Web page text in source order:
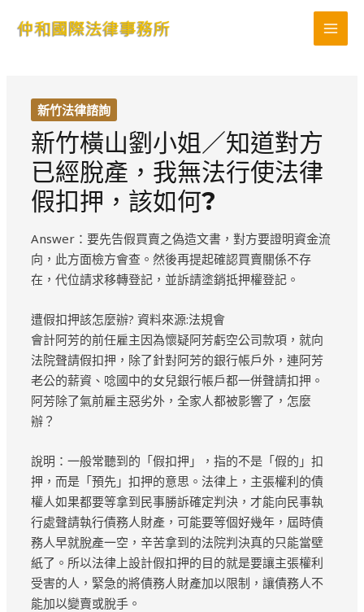
新竹法律諮詢
新竹橫山劉小姐／知道對方
已經脫產，我無法行使法律
假扣押，該如何?
Answer：要先告假買賣之偽造文書，對方要證明資金流
向，此方面檢方會查。然後再提起確認買賣關係不存
在，代位請求移轉登記，並訴請塗銷抵押權登記。
遭假扣押該怎麼辦? 資料來源:法規會
會計阿芳的前任雇主因為懷疑阿芳虧空公司款項，就向
法院聲請假扣押，除了針對阿芳的銀行帳戶外，連阿芳
老公的薪資、唸國中的女兒銀行帳戶都一併聲請扣押。
阿芳除了氣前雇主惡劣外，全家人都被影響了，怎麼
辦？
說明：一般常聽到的「假扣押」，指的不是「假的」扣
押，而是「預先」扣押的意思。法律上，主張權利的債
權人如果都要等拿到民事勝訴確定判決，才能向民事執
行處聲請執行債務人財產，可能要等個好幾年，屆時債
務人早就脫產一空，辛苦拿到的法院判決真的只能當壁
紙了。所以法律上設計假扣押的目的就是要讓主張權利
受害的人，緊急的將債務人財產加以限制，讓債務人不
能加以變賣或脫手。